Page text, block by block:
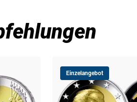
Einzelangebot